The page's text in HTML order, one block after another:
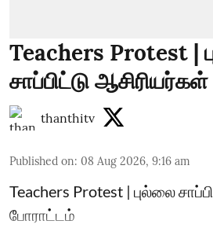
Teachers Protest |
சாப்பிட்டு
thanthitv
Published on: 08 Aug 2026, 9:16 am
Teachers Protest | புல்லை
போராட்டம்